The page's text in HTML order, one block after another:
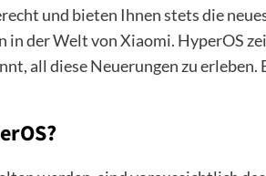
und bieten Ihnen stets die
der Welt von Xiaomi. HyperOS
all diese Neuerungen zu erleben.